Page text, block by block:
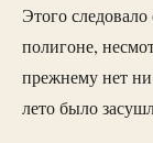
Этого
полигоне,
прежнему нет
лето было